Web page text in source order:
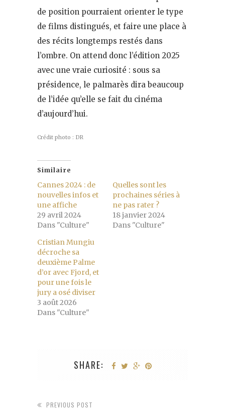
de position pourraient orienter le type
de films distingués, et faire une place à
des récits longtemps restés dans
l’ombre. On attend donc l’édition 2025
avec une vraie curiosité : sous sa
présidence, le palmarès dira beaucoup
de l’idée qu’elle se fait du cinéma
d’aujourd’hui.
Crédit photo : DR
Similaire
Cannes 2024 : de
nouvelles infos et
une affiche
29 avril 2024
Dans "Culture"
Quelles sont les
prochaines séries à
ne pas rater ?
18 janvier 2024
Dans "Culture"
Cristian Mungiu
décroche sa
deuxième Palme
d’or avec Fjord, et
pour une fois le
jury a osé diviser
3 août 2026
Dans "Culture"
SHARE:
PREVIOUS POST